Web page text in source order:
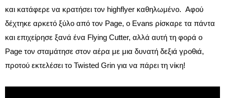
και κατάφερε να κρατήσει τον highflyer καθηλωμένο. Αφού
δέχτηκε αρκετό ξύλο από τον Page, ο Evans ρίσκαρε τα πάντα
και επιχείρησε ξανά ένα Flying Cutter, αλλά αυτή τη φορά ο
Page τον σταμάτησε στον αέρα με μια δυνατή δεξιά γροθιά,
προτού εκτελέσει το Twisted Grin για να πάρει τη νίκη!